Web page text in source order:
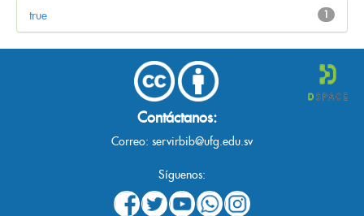
1
true
Contáctanos:
Correo: servirbib@ufg.edu.sv
Síguenos: